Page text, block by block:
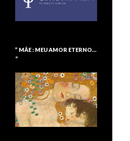
” MÃE : MEU AMOR ETERNO…
“